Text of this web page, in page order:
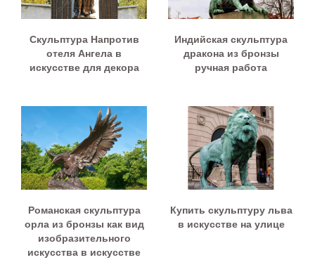
Скульптура Напротив
отеля Ангела в
искусстве для декора
Индийская скульптура
дракона из бронзы
ручная работа
Романская скульптура
орла из бронзы как вид
изобразительного
искусства в искусстве
Купить скульптуру льва
в искусстве на улице